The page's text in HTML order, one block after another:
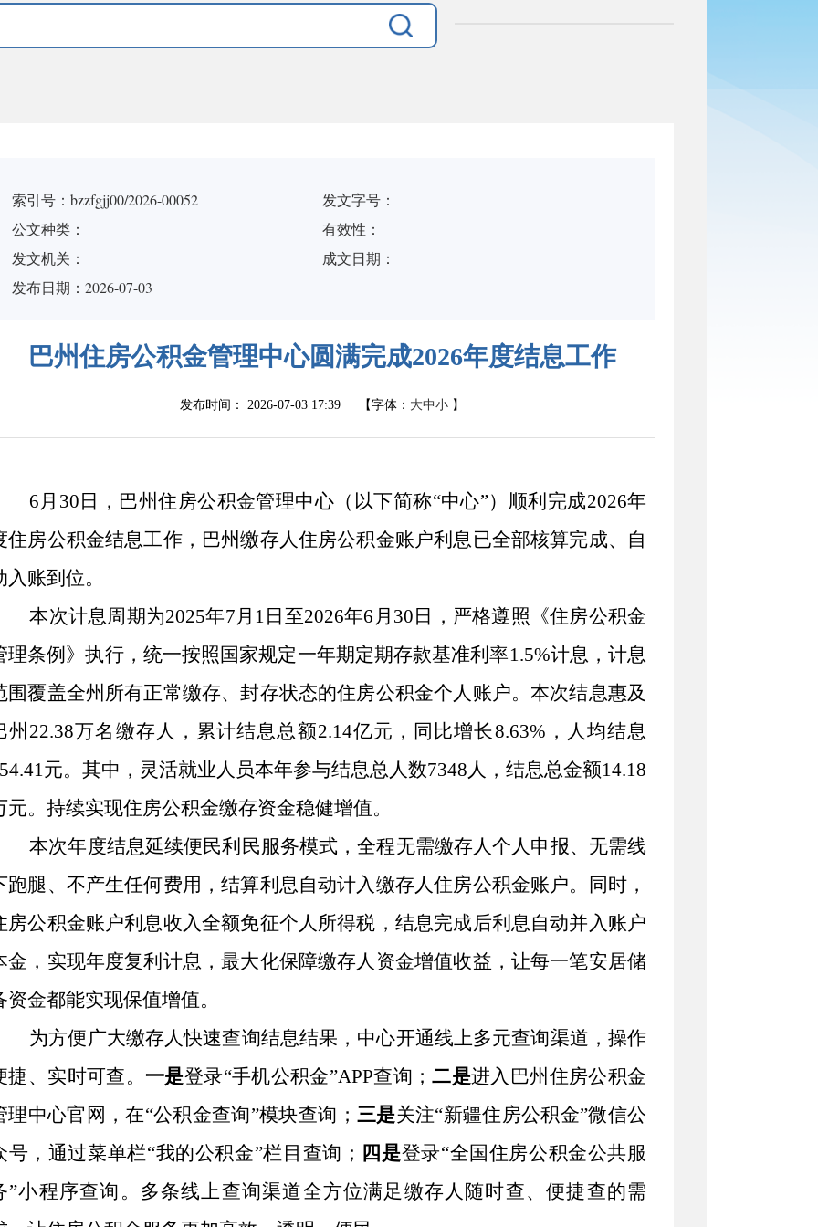
索引号：bzzfgjj00/2026-00052
发文字号：
公文种类：
有效性：
发文机关：
成文日期：
发布日期：2026-07-03
巴州住房公积金管理中心圆满完成2026年度结息工作
发布时间： 2026-07-03 17:39 【字体： 大中小 】
月 30 日，巴州住房公积金管理中心（以下简称“中心”） 顺利完成2026年
住房公积金结息工作，巴州缴存人住房公积金账户利息已全部核算完成、自
入账到位。
次计息周期为2025年7月 1 日至2026年6 月 30 日，严格遵照《住房公积金
理条例》执行，统一按照国家规定一年期定期存款基准利率1.5%计息，计息
围覆盖全州所有正常缴存、封存状态的住房公积金个人账户。本次结息惠及
州 22.38万名缴存人 ，累计结息总额2.14亿元，同比增长8.63% ，人均结息
元。其中，灵活就业人员本年参与结息总人数7348人，结息总金额14.18
元。 持续实现住房公积金缴存资金稳健增值。
次年度结息延续便民利民服务模式，全程无需缴存人个人申报、无需线
跑腿、不产生任何费用，结算利息自动计入缴存人住房公积金账户。同时，
房公积金账户利息收入全额免征个人所得税，结息完成后利息自动并入账户
金，实现年度复利计息，最大化保障缴存人 资金增值收益，让每一笔安居储
资金都能实现保值增值。
方便广大缴存人快速查询结息结果 ，中心开通线上多元查询渠道，操作
捷、实时可查。 一是登录“手机公积金”APP查询； 二是进入 巴州住房公积金
理中心官网，在“公积金查询”模块查询； 三是关注“新疆住房公积金”微信公
号，通过菜单栏“我的公积金”栏目 查询； 四是登录“全国住房公积金公共服
”小程序查询。 多条线上查询渠道全方位满足 缴存人 随时查、便捷查的需